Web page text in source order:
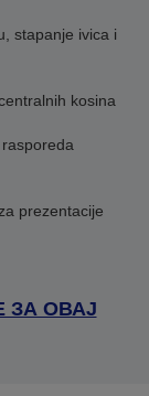
stapanje ivica i
kosina
prezentacije
ЗА ОВАЈ